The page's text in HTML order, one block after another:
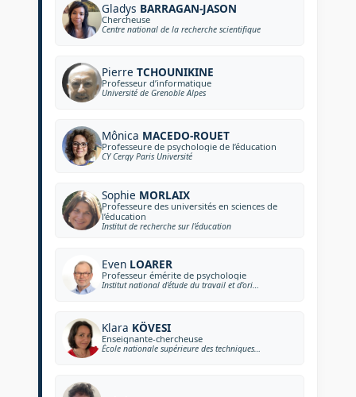
Gladys BARRAGAN-JASON
Chercheuse
Centre national de la recherche scientifique
Pierre TCHOUNIKINE
Professeur d’informatique
Université de Grenoble Alpes
Mônica MACEDO-ROUET
Professeure de psychologie de l’éducation
CY Cergy Paris Université
Sophie MORLAIX
Professeure des universités en sciences de
l’éducation
Institut de recherche sur l’éducation
Even LOARER
Professeur émérite de psychologie
Institut national d’étude du travail et d’orientation professionnelle
Klara KÖVESI
Enseignante-chercheuse
École nationale supérieure des techniques avancées Bretagne